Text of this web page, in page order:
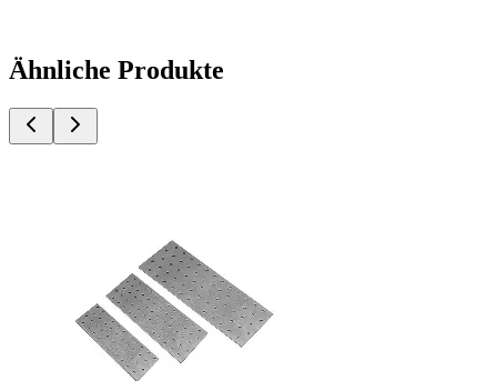
Ähnliche Produkte